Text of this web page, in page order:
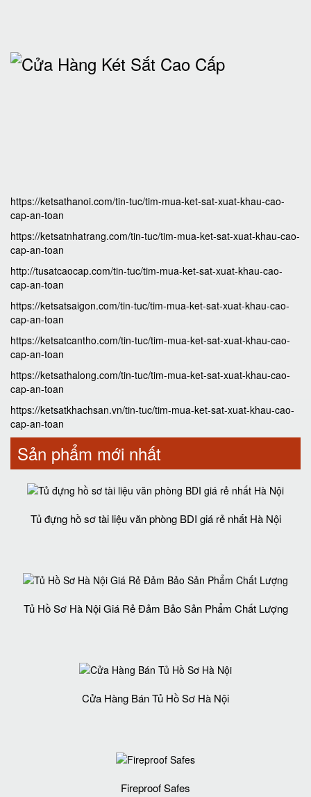
https://ketsathanoi.com/tin-tuc/tim-mua-ket-sat-xuat-khau-cao-
cap-an-toan
https://ketsatnhatrang.com/tin-tuc/tim-mua-ket-sat-xuat-khau-cao-
cap-an-toan
http://tusatcaocap.com/tin-tuc/tim-mua-ket-sat-xuat-khau-cao-
cap-an-toan
https://ketsatsaigon.com/tin-tuc/tim-mua-ket-sat-xuat-khau-cao-
cap-an-toan
https://ketsatcantho.com/tin-tuc/tim-mua-ket-sat-xuat-khau-cao-
cap-an-toan
https://ketsathalong.com/tin-tuc/tim-mua-ket-sat-xuat-khau-cao-
cap-an-toan
https://ketsatkhachsan.vn/tin-tuc/tim-mua-ket-sat-xuat-khau-cao-
cap-an-toan
Sản phẩm mới nhất
Tủ đựng hồ sơ tài liệu văn phòng BDI giá rẻ nhất Hà Nội
Tủ Hồ Sơ Hà Nội Giá Rẻ Đảm Bảo Sản Phẩm Chất Lượng‎
Cửa Hàng Bán Tủ Hồ Sơ Hà Nội
Fireproof Safes